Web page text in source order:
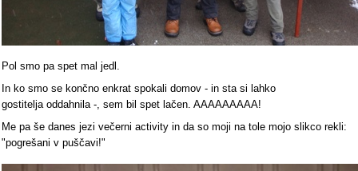
Pol smo pa spet mal jedl.
In ko smo se končno enkrat spokali domov - in sta si lahko
gostitelja oddahnila -, sem bil spet lačen. AAAAAAAAA!
Me pa še danes jezi večerni activity in da so moji na tole mojo slikco rekli:
"pogrešani v puščavi!"